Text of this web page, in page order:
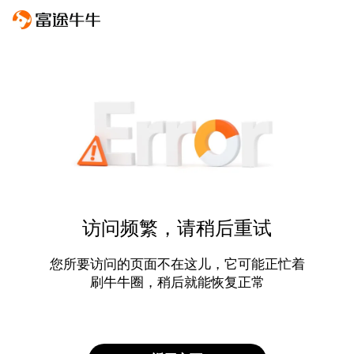
访问频繁，请稍后重试
您所要访问的页面不在这儿，它可能正忙着
刷牛牛圈，稍后就能恢复正常